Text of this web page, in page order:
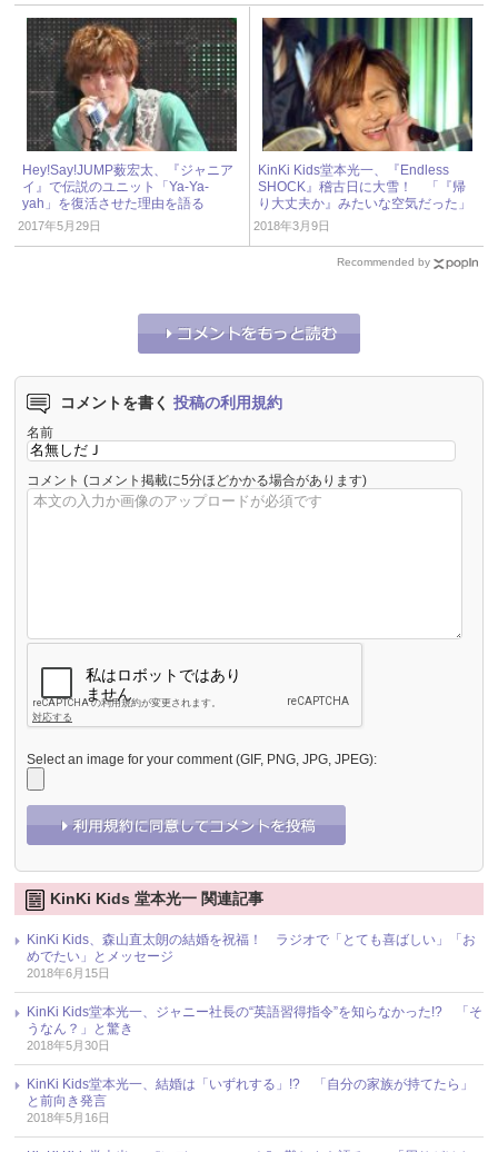
Hey!Say!JUMP薮宏太、『ジャニア
イ』で伝説のユニット「Ya-Ya-
yah」を復活させた理由を語る
2017年5月29日
KinKi Kids堂本光一、『Endless
SHOCK』稽古日に大雪！ 「『帰
り大丈夫か』みたいな空気だった」
2018年3月9日
Recommended by
コメントを書く 投稿の利用規約
名前
コメント (コメント掲載に5分ほどかかる場合があります)
Select an image for your comment (GIF, PNG, JPG, JPEG):
KinKi Kids 堂本光一 関連記事
KinKi Kids、森山直太朗の結婚を祝福！ ラジオで「とても喜ばしい」「お
めでたい」とメッセージ
2018年6月15日
KinKi Kids堂本光一、ジャニー社長の“英語習得指令”を知らなかった!? 「そ
うなん？」と驚き
2018年5月30日
KinKi Kids堂本光一、結婚は「いずれする」!? 「自分の家族が持てたら」
と前向き発言
2018年5月16日